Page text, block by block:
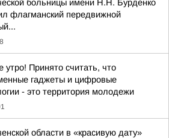
больницы имени Н.Н. Бурденко
флагманский передвижной
утро! Принято считать, что
гаджеты и цифровые
- это территория молодежи
области в «красивую дату»